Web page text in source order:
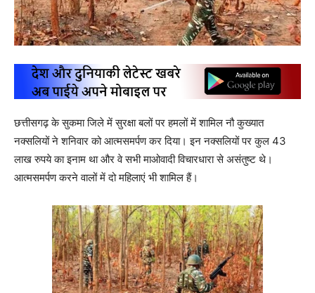
छत्तीसगढ़ के सुकमा जिले में सुरक्षा बलों पर हमलों में शामिल नौ कुख्यात
नक्सलियों ने शनिवार को आत्मसमर्पण कर दिया। इन नक्सलियों पर कुल 43
लाख रुपये का इनाम था और वे सभी माओवादी विचारधारा से असंतुष्ट थे।
आत्मसमर्पण करने वालों में दो महिलाएं भी शामिल हैं।